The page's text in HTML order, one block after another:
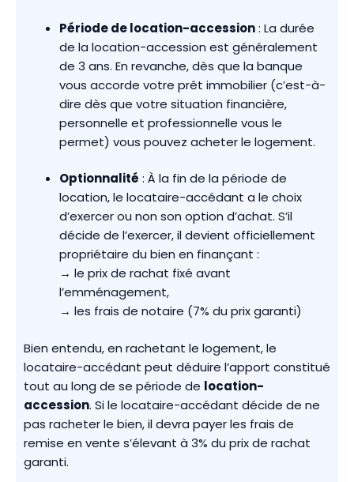
Période de location-accession: La durée
de la location-accession est généralement
de 3 ans. En revanche, dès que la banque
vous accorde votre prêt immobilier (c’est-à-
dire dès que votre situation financière,
personnelle et professionnelle vous le
permet) vous pouvez acheter le logement.
Optionnalité : À la fin de la période de
location, le locataire-accédant a le choix
d’exercer ou non son option d’achat. S’il
décide de l’exercer, il devient officiellement
propriétaire du bien en finançant :
→ le prix de rachat fixé avant
l’emménagement,
→ les frais de notaire (7% du prix garanti)
Bien entendu, en rachetant le logement, le
locataire-accédant peut déduire l’apport constitué
tout au long de se période de location-
accession. Si le locataire-accédant décide de ne
pas racheter le bien, il devra payer les frais de
remise en vente s’élevant à 3% du prix de rachat
garanti.